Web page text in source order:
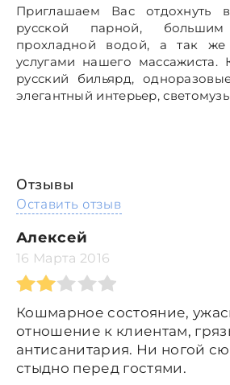
Приглашаем Вас
русской парной,
прохладной водой, а так же
услугами нашего
русский бильярд,
элегантный интерьер,
Отзывы
Оставить отзыв
Алексей
16 Марта 2016
Кошмарное состояние,
отношение к клиентам,
антисанитария. Ни ногой
стыдно перед гостями.